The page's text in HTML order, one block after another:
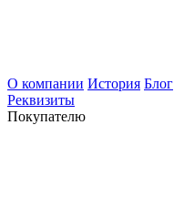
О компании История Блог
Реквизиты
Покупателю